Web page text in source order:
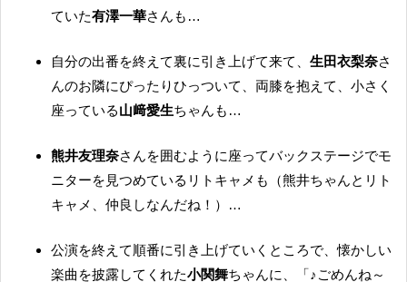
ていた有澤一華さんも…
自分の出番を終えて裏に引き上げて来て、生田衣梨奈さ
んのお隣にぴったりひっついて、両膝を抱えて、小さく
座っている山﨑愛生ちゃんも…
熊井友理奈さんを囲むように座ってバックステージでモ
ニターを見つめているリトキャメも（熊井ちゃんとリト
キャメ、仲良しなんだね！）…
公演を終えて順番に引き上げていくところで、懐かしい
楽曲を披露してくれた小関舞ちゃんに、「♪ごめんね～